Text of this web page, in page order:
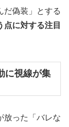
だ偽装」とする
点に対する注目
に視線が集
放った「バレな